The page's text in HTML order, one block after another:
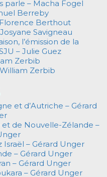
parle – Macha Fogel
Berreby
Berthout
Savigneau
l’émission de la
– Julie Guez
Zerbib
Zerbib
et d’Autriche – Gérard
et de Nouvelle-Zélande –
Israël – Gérard Unger
– Gérard Unger
– Gérard Unger
– Gérard Unger